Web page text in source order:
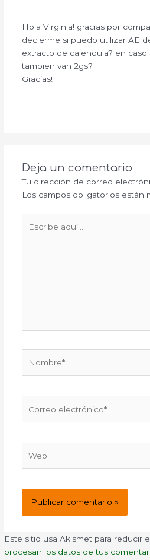
Hola Virginia! gracias por
decierme si puedo utilizar AE
extracto de calendula? en caso
tambien van 2gs?
Gracias!
Deja un comentario
Tu dirección de correo
Los campos obligatorios están
aquí...
electrónico*
Este sitio usa Akismet para reducir
procesan los datos de tus